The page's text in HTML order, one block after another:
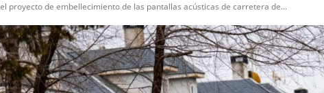
proyecto de embellecimiento de las pantallas acústicas de carretera de...